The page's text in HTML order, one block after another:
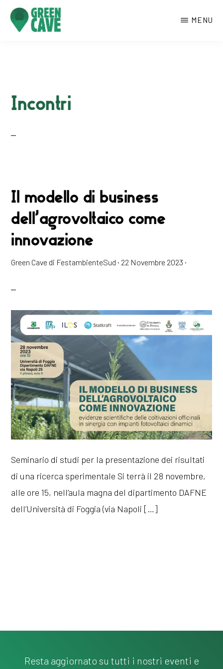
Passa
Monte
Sant’Angelo
MENU
Incontri
Il modello di business
dell’agrovoltaico come
innovazione
Green Cave di FestambienteSud · 22 Novembre 2023 ·
Seminario di studi per la presentazione dei risultati
di una ricerca sperimentale Si terrà il 28 novembre,
alle ore 15, nell’aula magna del dipartimento DAFNE
dell’Università di Foggia (via Napoli […]
Resta aggiornato su tutti i nostri eventi e